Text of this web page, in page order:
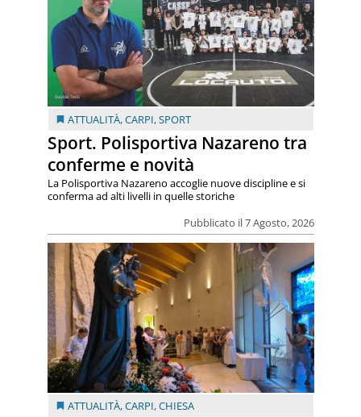
ATTUALITÀ,CARPI,SPORT
Sport. Polisportiva Nazareno tra
conferme e novità
Pubblicato il 7 Agosto, 2026
La Polisportiva Nazareno accoglie nuove discipline e si
conferma ad alti livelli in quelle storiche
ATTUALITÀ,CARPI,CHIESA